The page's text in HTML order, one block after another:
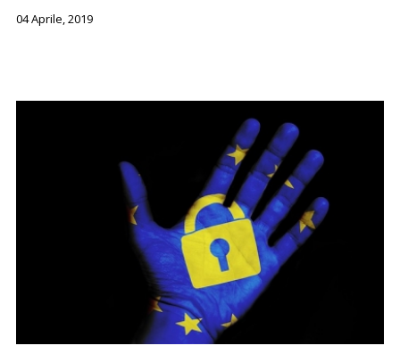
04 Aprile, 2019